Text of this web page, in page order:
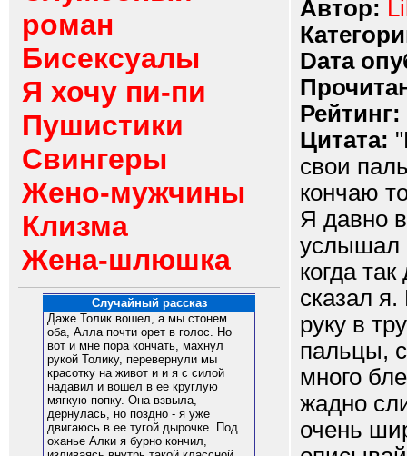
роман
Бисексуалы
Я хочу пи-пи
Пушистики
Свингеры
Жено-мужчины
Клизма
Жена-шлюшка
Случайный рассказ
Даже Толик вошел, а мы стонем
оба, Алла почти орет в голос. Но
вот и мне пора кончать, махнул
рукой Толику, перевернули мы
красотку на живот и и я с силой
надавил и вошел в ее круглую
мягкую попку. Она взвыла,
дернулась, но поздно - я уже
двигаюсь в ее тугой дырочке. Под
оханье Алки я бурно кончил,
Автор:
Dата
Рейтинг:
Цитата:
свои
кончаю
Я давно
услышал
когда
сказал
руку в
пальцы,
много
жадно
очень